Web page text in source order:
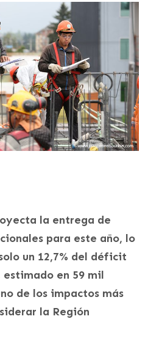
la entrega de
para este año, lo
un 12,7% del déficit
en 59 mil
de los impactos más
la Región